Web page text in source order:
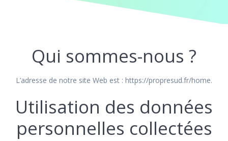
Qui sommes-nous ?
L’adresse de notre site Web est : https://propresud.fr/home.
Utilisation des données
personnelles collectées